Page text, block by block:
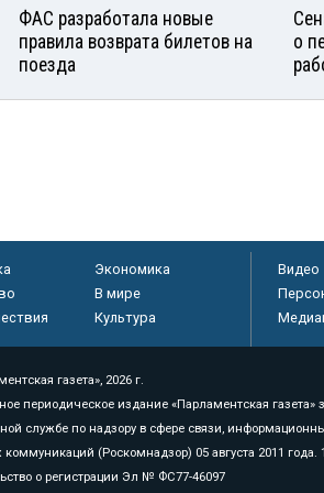
ФАС разработала новые
правила возврата билетов на
поезда
о
Экономика
В мире
Культура
Видео
газета», 2026 г.
периодическое издание «Парламентская газета»
службе по надзору в сфере связи,
(Роскомнадзор) 05 августа 2011 года.
о регистрации Эл № ФС77-46097